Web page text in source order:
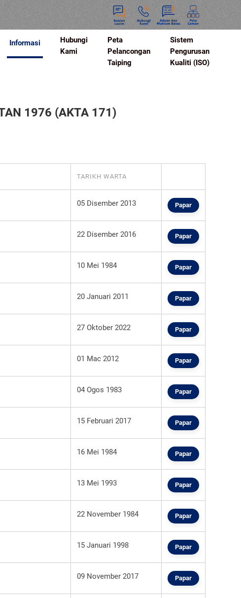
Informasi
Hubungi
Kami
Peta
Pelancongan
Taiping
Sistem
Pengurusan
Kualiti (ISO)
1976 (AKTA 171)
TARIKH WARTA
05 Disember 2013 Papar
22 Disember 2016 Papar
10 Mei 1984 Papar
20 Januari 2011 Papar
27 Oktober 2022 Papar
01 Mac 2012 Papar
04 Ogos 1983 Papar
15 Februari 2017 Papar
16 Mei 1984 Papar
13 Mei 1993 Papar
22 November 1984 Papar
15 Januari 1998 Papar
09 November 2017 Papar